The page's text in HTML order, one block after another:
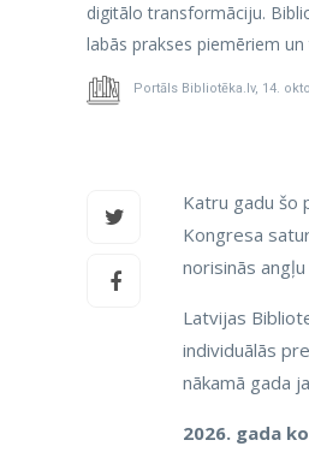
digitālo transformāciju.
labās prakses piemēriem
Portāls Bibliotēka.lv, 14.
Katru gadu šo
Kongresa
norisinās angļu
Latvijas
individuālās
nākamā gada
2026. gada